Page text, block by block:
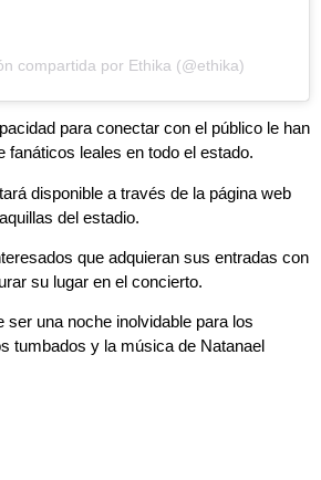
compartida por Ethika (@ethika)
para conectar con el público le han
fanáticos leales en todo el estado.
disponible a través de la página web
del estadio.
que adquieran sus entradas con
su lugar en el concierto.
ser una noche inolvidable para los
tumbados y la música de Natanael